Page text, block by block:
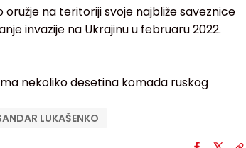
na teritoriji svoje najbliže saveznice
invazije na Ukrajinu u februaru 2022.
nekoliko desetina komada ruskog
LUKAŠENKO